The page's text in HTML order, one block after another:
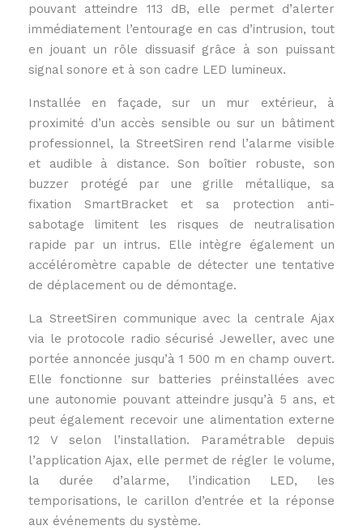
pouvant atteindre 113 dB, elle permet d’alerter
immédiatement l’entourage en cas d’intrusion, tout
en jouant un rôle dissuasif grâce à son puissant
signal sonore et à son cadre LED lumineux.
Installée en façade, sur un mur extérieur, à
proximité d’un accès sensible ou sur un bâtiment
professionnel, la StreetSiren rend l’alarme visible
et audible à distance. Son boîtier robuste, son
buzzer protégé par une grille métallique, sa
fixation SmartBracket et sa protection anti-
sabotage limitent les risques de neutralisation
rapide par un intrus. Elle intègre également un
accéléromètre capable de détecter une tentative
de déplacement ou de démontage.
La StreetSiren communique avec la centrale Ajax
via le protocole radio sécurisé Jeweller, avec une
portée annoncée jusqu’à 1 500 m en champ ouvert.
Elle fonctionne sur batteries préinstallées avec
une autonomie pouvant atteindre jusqu’à 5 ans, et
peut également recevoir une alimentation externe
12 V selon l’installation. Paramétrable depuis
l’application Ajax, elle permet de régler le volume,
la durée d’alarme, l’indication LED, les
temporisations, le carillon d’entrée et la réponse
aux événements du système.